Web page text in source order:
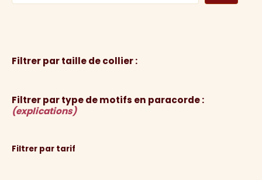
Filtrer par taille de collier :
Filtrer par type de motifs en paracorde :
(explications)
Filtrer par tarif